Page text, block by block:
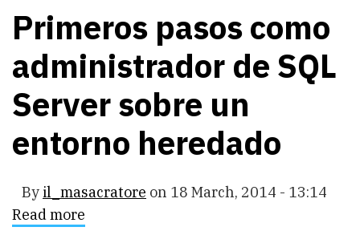
Primeros pasos como
administrador de SQL
Server sobre un
entorno heredado
Byil_masacratore on 18 March, 2014 - 13:14
Read more